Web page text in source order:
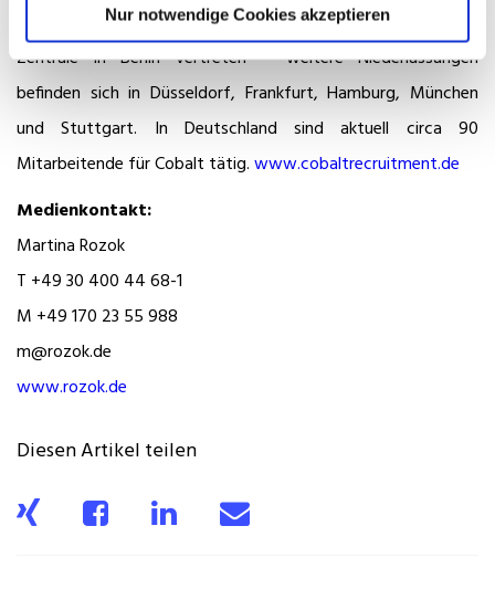
Nur notwendige Cookies akzeptieren
USA aktiv. Seit 2008 ist Cobalt in Deutschland mit seiner
Zentrale in Berlin vertreten – weitere Niederlassungen
befinden sich in Düsseldorf, Frankfurt, Hamburg, München
und Stuttgart. In Deutschland sind aktuell circa 90
Mitarbeitende für Cobalt tätig.www.cobaltrecruitment.de
Medienkontakt:
Martina Rozok
T +49 30 400 44 68-1
M +49 170 23 55 988
m@rozok.de
www.rozok.de
Diesen Artikel teilen